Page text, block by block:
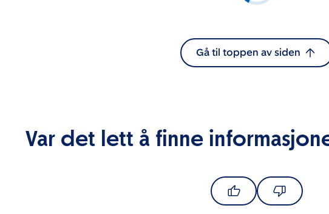
Gå til toppen av siden
Var det lett å finne